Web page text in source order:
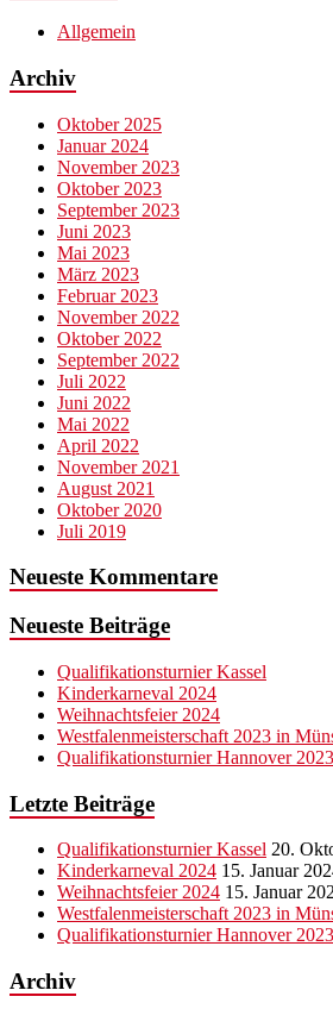
Allgemein
Archiv
Oktober 2025
Januar 2024
November 2023
Oktober 2023
September 2023
Juni 2023
Mai 2023
März 2023
Februar 2023
November 2022
Oktober 2022
September 2022
Juli 2022
Juni 2022
Mai 2022
April 2022
November 2021
August 2021
Oktober 2020
Juli 2019
Neueste Kommentare
Neueste Beiträge
Qualifikationsturnier Kassel
Kinderkarneval 2024
Weihnachtsfeier 2024
Westfalenmeisterschaft 2023 in
Qualifikationsturnier Hannover 2023
Letzte Beiträge
Qualifikationsturnier Kassel 20.
Kinderkarneval 2024 15. Januar
Weihnachtsfeier 2024 15. Januar
Westfalenmeisterschaft 2023 in
Qualifikationsturnier Hannover 2023
Archiv